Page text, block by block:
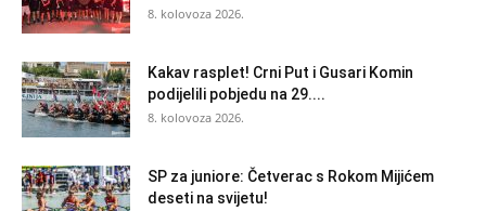
8. kolovoza 2026.
Kakav rasplet! Crni Put i Gusari Komin
podijelili pobjedu na 29....
8. kolovoza 2026.
SP za juniore: Četverac s Rokom Mijićem
deseti na svijetu!